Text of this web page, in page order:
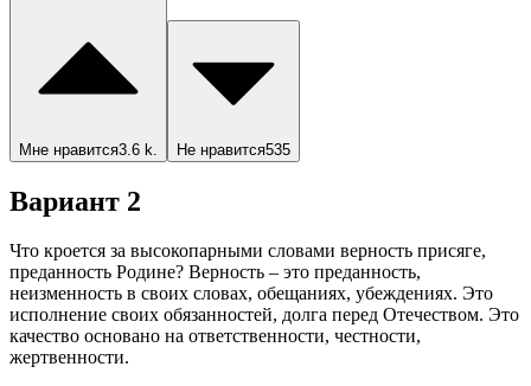
Мне нравится3.6 k. Не нравится535
Вариант 2
Что кроется за высокопарными словами верность присяге,
преданность Родине? Верность – это преданность,
неизменность в своих словах, обещаниях, убеждениях. Это
исполнение своих обязанностей, долга перед Отечеством. Это
качество основано на ответственности, честности,
жертвенности.